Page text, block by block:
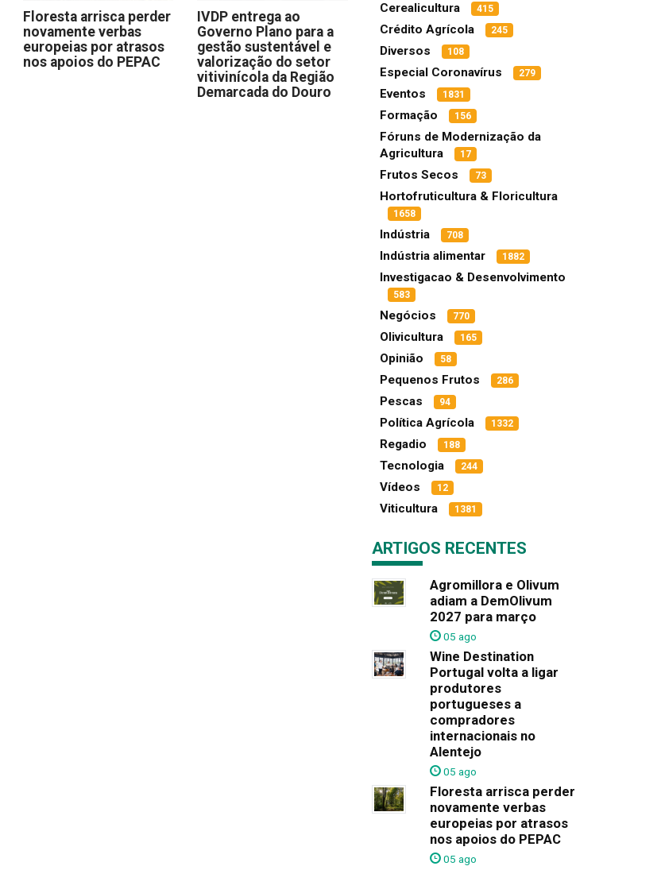
Floresta arrisca perder
novamente verbas
europeias por atrasos
nos apoios do PEPAC
IVDP entrega ao
Governo Plano para a
gestão sustentável e
valorização do setor
vitivinícola da Região
Demarcada do Douro
Cerealicultura 415
Crédito Agrícola 245
Diversos 108
Especial Coronavírus 279
Eventos 1831
Formação 156
Fóruns de Modernização da
Agricultura
17
Frutos Secos 73
Hortofruticultura & Floricultura
1658
Indústria 708
Indústria alimentar 1882
Investigacao & Desenvolvimento
583
Negócios 770
Olivicultura 165
Opinião 58
Pequenos Frutos 286
Pescas 94
Política Agrícola 1332
Regadio 188
Tecnologia 244
Vídeos 12
Viticultura 1381
ARTIGOS RECENTES
Agromillora e Olivum
adiam a DemOlivum
2027 para março
05 ago
Wine Destination
Portugal volta a ligar
produtores
portugueses a
compradores
internacionais no
Alentejo
05 ago
Floresta arrisca perder
novamente verbas
europeias por atrasos
nos apoios do PEPAC
05 ago